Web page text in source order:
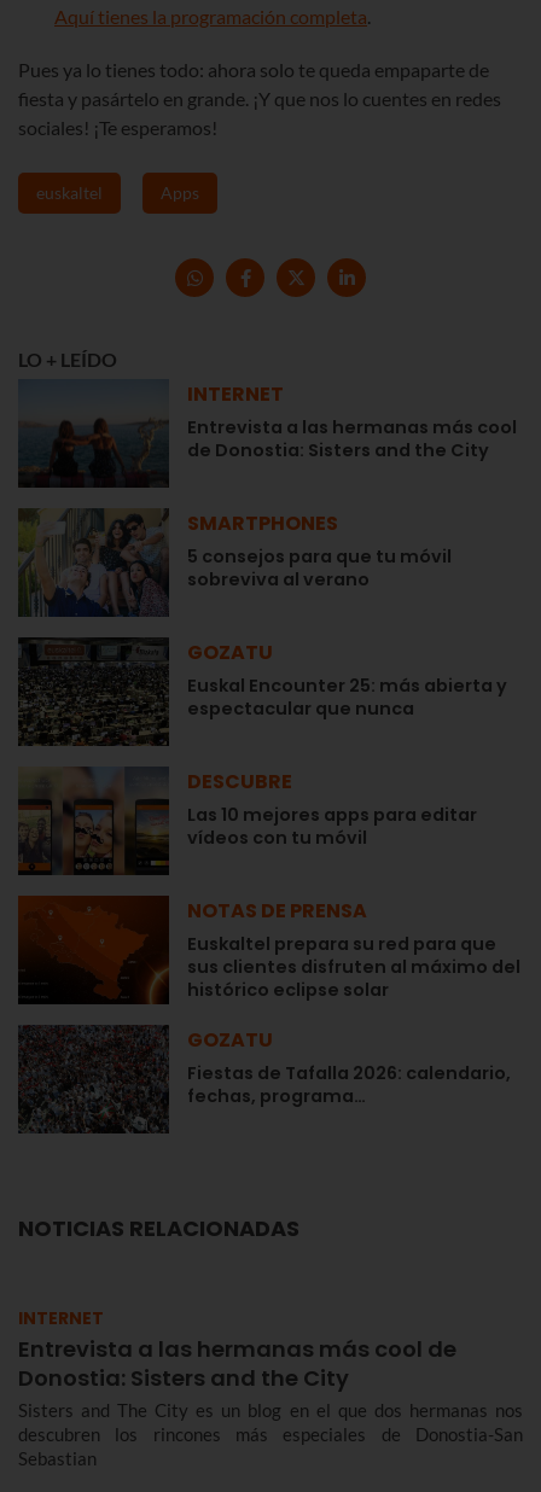
Aquí tienes la programación completa.
Pues ya lo tienes todo: ahora solo te queda empaparte de
fiesta y pasártelo en grande. ¡Y que nos lo cuentes en redes
sociales! ¡Te esperamos!
euskaltel Apps
LO + LEÍDO
INTERNET
Entrevista a las hermanas más cool
de Donostia: Sisters and the City
SMARTPHONES
5 consejos para que tu móvil
sobreviva al verano
GOZATU
Euskal Encounter 25: más abierta y
espectacular que nunca
DESCUBRE
Las 10 mejores apps para editar
vídeos con tu móvil
NOTAS DE PRENSA
Euskaltel prepara su red para que
sus clientes disfruten al máximo del
histórico eclipse solar
GOZATU
Fiestas de Tafalla 2026: calendario,
fechas, programa…
NOTICIAS RELACIONADAS
INTERNET
Entrevista a las hermanas más cool de
Donostia: Sisters and the City
Sisters and The City es un blog en el que dos hermanas nos
descubren los rincones más especiales de Donostia-San
Sebastian